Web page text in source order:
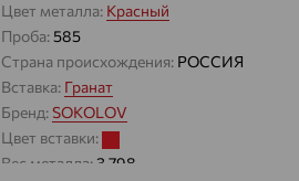
Цвет металла: Красный
Проба:585
Страна происхождения: РОССИЯ
Вставка: Гранат
Бренд:SOKOLOV
Цвет вставки:
Вес металла: 3.798